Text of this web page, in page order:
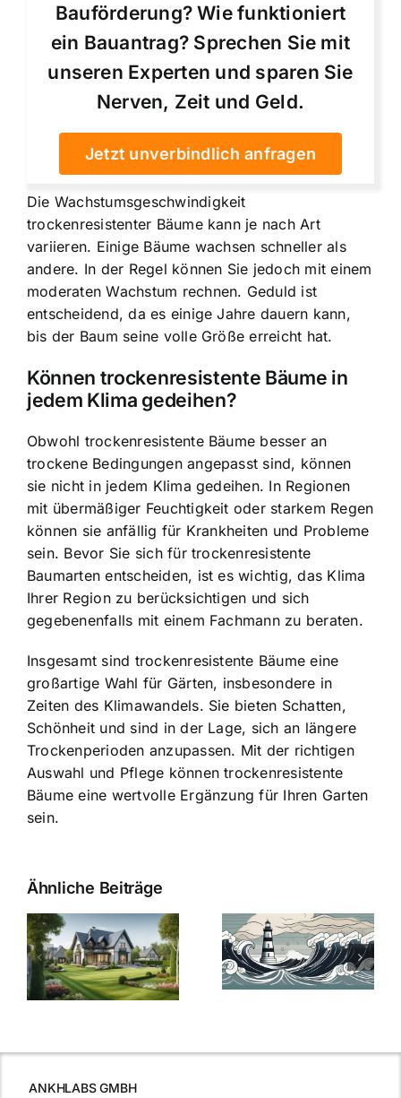
Bauförderung? Wie funktioniert
ein Bauantrag? Sprechen Sie mit
unseren Experten und sparen Sie
Nerven, Zeit und Geld.
Jetzt unverbindlich anfragen
Die Wachstumsgeschwindigkeit
trockenresistenter Bäume kann je nach Art
variieren. Einige Bäume wachsen schneller als
andere. In der Regel können Sie jedoch mit einem
moderaten Wachstum rechnen. Geduld ist
entscheidend, da es einige Jahre dauern kann,
bis der Baum seine volle Größe erreicht hat.
Können trockenresistente Bäume in
jedem Klima gedeihen?
Obwohl trockenresistente Bäume besser an
trockene Bedingungen angepasst sind, können
sie nicht in jedem Klima gedeihen. In Regionen
mit übermäßiger Feuchtigkeit oder starkem Regen
können sie anfällig für Krankheiten und Probleme
sein. Bevor Sie sich für trockenresistente
Baumarten entscheiden, ist es wichtig, das Klima
Ihrer Region zu berücksichtigen und sich
gegebenenfalls mit einem Fachmann zu beraten.
Insgesamt sind trockenresistente Bäume eine
großartige Wahl für Gärten, insbesondere in
Zeiten des Klimawandels. Sie bieten Schatten,
Schönheit und sind in der Lage, sich an längere
Trockenperioden anzupassen. Mit der richtigen
Auswahl und Pflege können trockenresistente
Bäume eine wertvolle Ergänzung für Ihren Garten
sein.
Ähnliche Beiträge
Bauzinsen im
Sturm: Die
aktuelle
Entwicklung
Die Evolution
der
Bauzinsen: Ein
Blick in die
ANKHLABS GMBH